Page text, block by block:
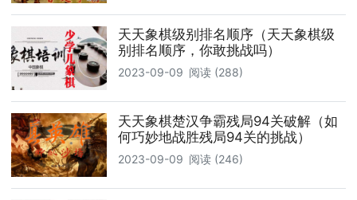
天天象棋级别排名顺序（天天象棋级
别排名顺序，你敢挑战吗）
2023-09-09 阅读 (288)
天天象棋楚汉争霸残局94关破解（如
何巧妙地战胜残局94关的挑战）
2023-09-09 阅读 (246)